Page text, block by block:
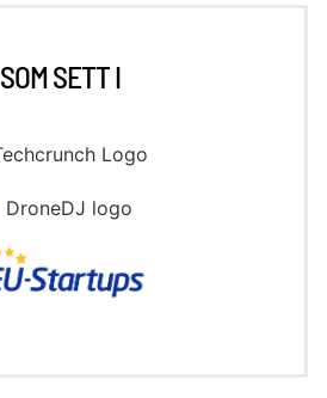
SOM SETT I